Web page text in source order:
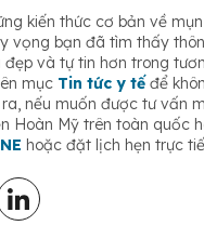
kiến thức cơ bản về
vọng bạn đã tìm thấy
và tự tin hơn trong
mục Tin tức y tế để
nếu muốn được tư vấn
Hoàn Mỹ trên toàn quốc
hoặc đặt lịch hẹn trực